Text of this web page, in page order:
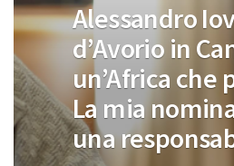
Alessandro
d’Avorio in
un’Africa che
La mia
una